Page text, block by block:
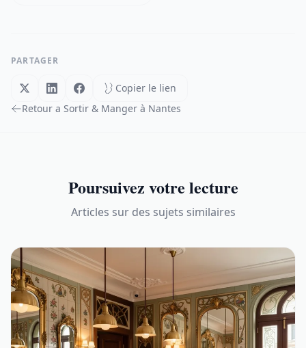
PARTAGER
Copier le lien
Retour a Sortir & Manger à Nantes
Poursuivez votre lecture
Articles sur des sujets similaires